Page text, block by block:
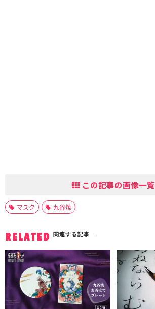
この記事の画像一覧
マスク 九谷焼
RELATED 関連する記事